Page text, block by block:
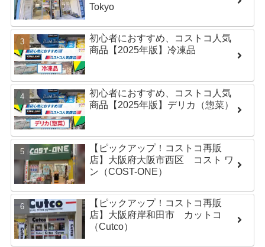
Tokyo
初心者におすすめ、コストコ人気
商品【2025年版】冷凍品
初心者におすすめ、コストコ人気
商品【2025年版】デリカ（惣菜）
【ピックアップ！コストコ再販
店】大阪府大阪市西区 コスト ワ
ン（COST-ONE）
【ピックアップ！コストコ再販
店】大阪府岸和田市 カットコ
（Cutco）